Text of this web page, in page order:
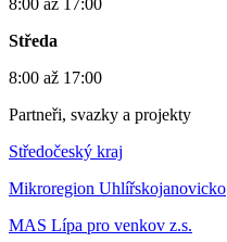
Středa
8:00 až 17:00
Partneři, svazky a projekty
Středočeský kraj
Mikroregion Uhlířskojanovicko
MAS Lípa pro venkov z.s.